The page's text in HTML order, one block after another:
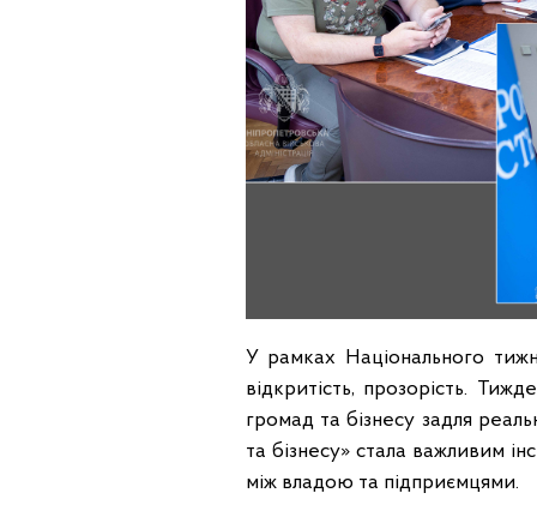
У рамках Національного
відкритість, прозорість.
громад та бізнесу задля
та бізнесу» стала важливим
між владою та підприємцями.